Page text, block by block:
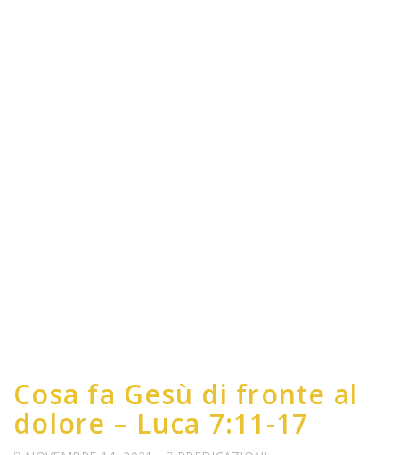
Cosa fa Gesù di fronte al
dolore – Luca 7:11-17